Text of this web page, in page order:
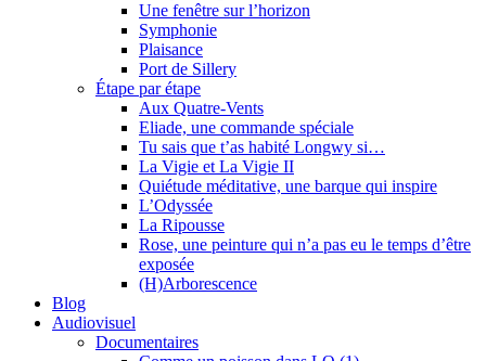
Une fenêtre sur l’horizon
Symphonie
Plaisance
Port de Sillery
Étape par étape
Aux Quatre-Vents
Eliade, une commande spéciale
Tu sais que t’as habité Longwy si…
La Vigie et La Vigie II
Quiétude méditative, une barque qui inspire
L’Odyssée
La Ripousse
Rose, une peinture qui n’a pas eu le temps d’être
exposée
(H)Arborescence
Blog
Audiovisuel
Documentaires